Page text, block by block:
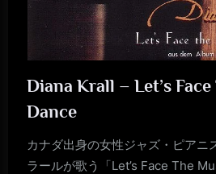
Diana Krall – Let’s
Dance
カナダ出身の女性ジャズ・ピアニ
ラールが歌う「Let’s Face The